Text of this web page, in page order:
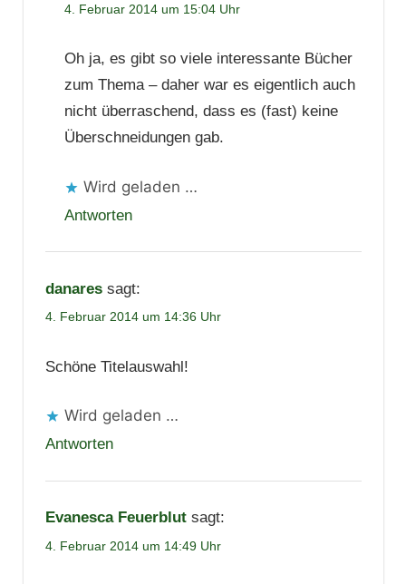
4. Februar 2014 um 15:04 Uhr
Oh ja, es gibt so viele interessante Bücher
zum Thema – daher war es eigentlich auch
nicht überraschend, dass es (fast) keine
Überschneidungen gab.
Wird geladen …
Antworten
danares sagt:
4. Februar 2014 um 14:36 Uhr
Schöne Titelauswahl!
Wird geladen …
Antworten
Evanesca Feuerblut sagt:
4. Februar 2014 um 14:49 Uhr